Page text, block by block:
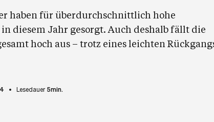
haben für überdurchschnittlich hohe
diesem Jahr gesorgt. Auch deshalb fällt die
hoch aus – trotz eines leichten
Lesedauer 5min.